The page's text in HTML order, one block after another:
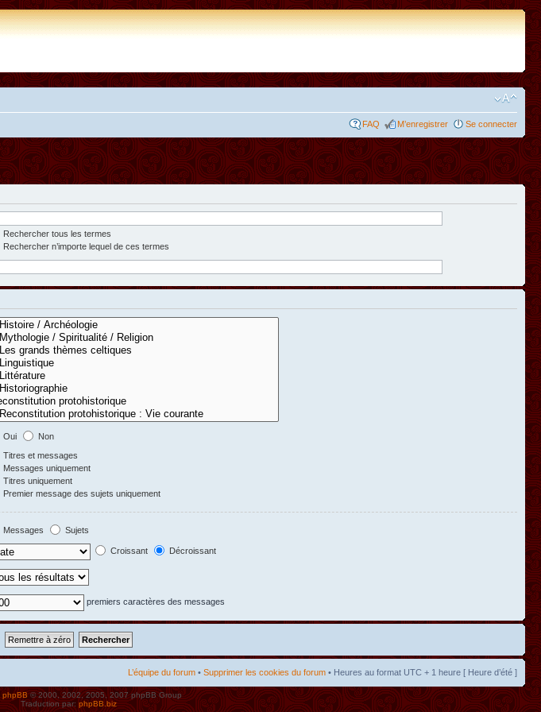
FAQ M’enregistrer Se connecter
Rechercher tous les termes
Rechercher n’importe lequel de ces termes
Oui
Non
Titres et messages
Messages uniquement
Titres uniquement
Premier message des sujets uniquement
Messages
Sujets
Croissant Décroissant
premiers caractères des messages
L’équipe du forum • Supprimer les cookies du forum • Heures au format UTC + 1 heure [ Heure d’été ]
phpBB© 2000, 2002, 2005, 2007 phpBB Group
Traduction par: phpBB.biz